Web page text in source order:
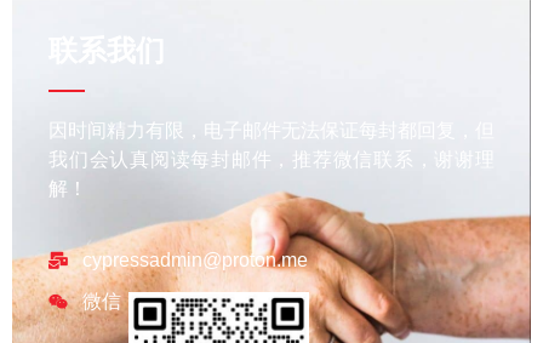
因时间精力有限，电子邮件无法保证每封都回复，但
我们会认真阅读每封邮件，推荐微信联系，谢谢理
解！
cypressadmin@proton.me
微信